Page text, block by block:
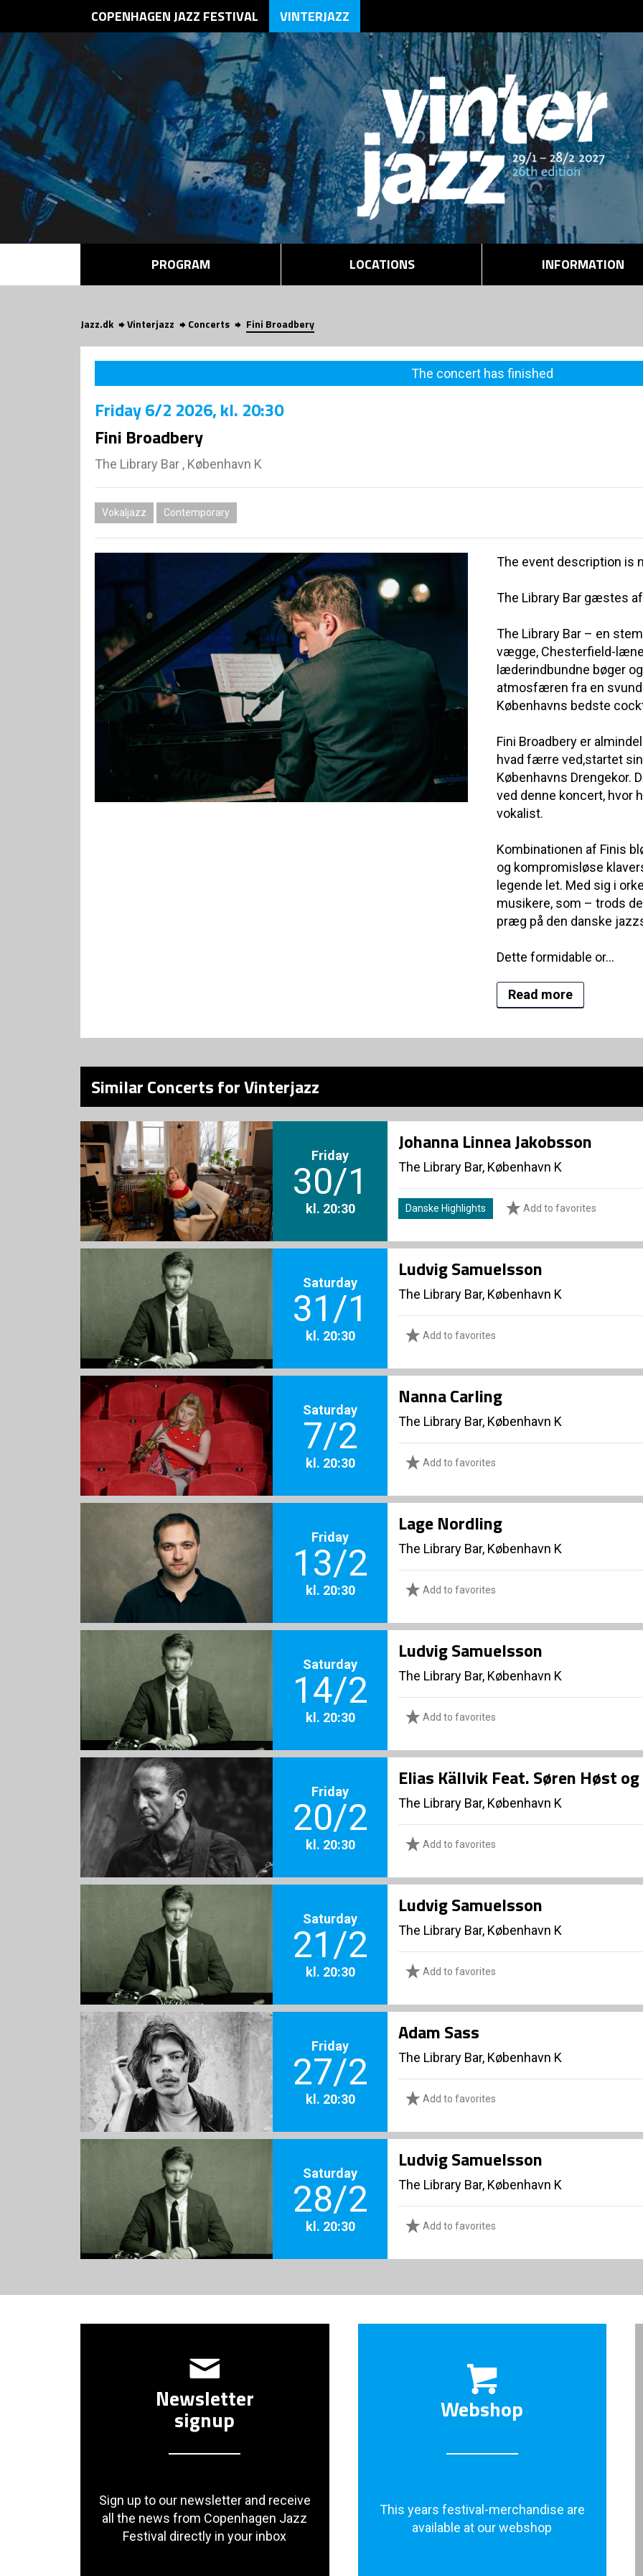
COPENHAGEN JAZZ FESTIVAL VINTERJAZZ
PROGRAM LOCATIONS INFORMATION
Jazz.dk Vinterjazz Concerts Fini Broadbery
The concert has finished
Friday6/2 2026, kl. 20:30
Fini Broadbery
The Library Bar , København K
Vokaljazz Contemporary
The event description is
The Library Bar gæstes
The Library Bar – en
vægge, Chesterfield-
læderindbundne bøger
atmosfæren fra en
Københavns bedste
Fini Broadbery er
hvad færre ved,startet
Københavns Drengekor.
ved denne koncert, hvor
vokalist.
Kombinationen af Finis
og kompromisløse
legende let. Med sig i
musikere, som – trods
præg på den danske
Dette formidable or...
Read more
Similar Concerts for Vinterjazz
Friday
30/1
kl. 20:30
Johanna Linnea Jakobsson
The Library Bar, København K
Danske Highlights Add to favorites
Saturday
31/1
kl. 20:30
Ludvig Samuelsson
The Library Bar, København K
Add to favorites
Saturday
7/2
kl. 20:30
Nanna Carling
The Library Bar, København K
Add to favorites
Friday
13/2
kl. 20:30
Lage Nordling
The Library Bar, København K
Add to favorites
Saturday
14/2
kl. 20:30
Ludvig Samuelsson
The Library Bar, København K
Add to favorites
Friday
20/2
kl. 20:30
Elias Källvik Feat. Søren Høst
The Library Bar, København K
Add to favorites
Saturday
21/2
kl. 20:30
Ludvig Samuelsson
The Library Bar, København K
Add to favorites
Friday
27/2
kl. 20:30
Adam Sass
The Library Bar, København K
Add to favorites
Saturday
28/2
kl. 20:30
Ludvig Samuelsson
The Library Bar, København K
Add to favorites
Newsletter
signup
Sign up to our newsletter and receive
all the news from Copenhagen Jazz
Festival directly in your inbox
Webshop
This years festival-merchandise are
available at our webshop